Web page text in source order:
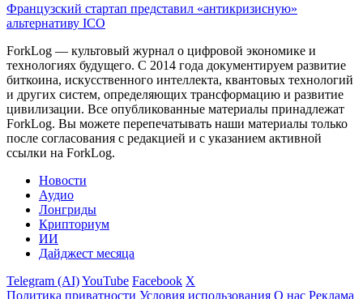
Французский стартап представил «антикризисную»
альтернативу ICO
ForkLog — культовый журнал о цифровой экономике и
технологиях будущего. С 2014 года документируем развитие
биткоина, искусственного интеллекта, квантовых технологий
и других систем, определяющих трансформацию и развитие
цивилизации. Все опубликованные материалы принадлежат
ForkLog. Вы можете перепечатывать наши материалы только
после согласования с редакцией и с указанием активной
ссылки на ForkLog.
Новости
Аудио
Лонгриды
Крипториум
ИИ
Дайджест месяца
Telegram (AI)YouTube Facebook X
Политика приватности Условия использования О нас Реклама